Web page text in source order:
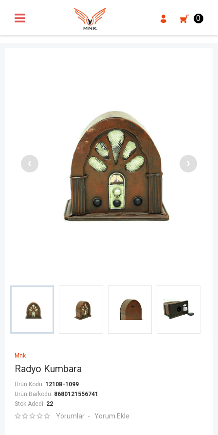
0
Mnk
Radyo Kumbara
Ürün Kodu: 1210B-1099
Ürün Barkodu: 8680121556741
Stok Adedi: 22
Yorumlar Yorum Ekle